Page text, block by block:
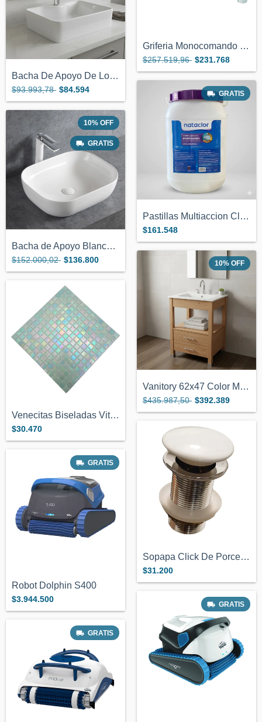
Bacha De Apoyo De Loza Para Monocomando...
$93.993,78 $84.594
Griferia Monocomando Ideal Quirofano Con...
$257.519,96 $231.768
10% OFF
GRATIS
Bacha de Apoyo Blanca de Loza de 46x33cm...
$152.000,02 $136.800
GRATIS
Pastillas Multiaccion Cloro Nataclor 25k...
$161.548
Venecitas Biseladas Vitreas Verde Claro...
$30.470
10% OFF
Vanitory 62x47 Color Miel Con 2 Cajones...
$435.987,50 $392.389
GRATIS
Robot Dolphin S400
$3.944.500
Sopapa Click De Porcelana Blanca
$31.200
GRATIS
GRATIS